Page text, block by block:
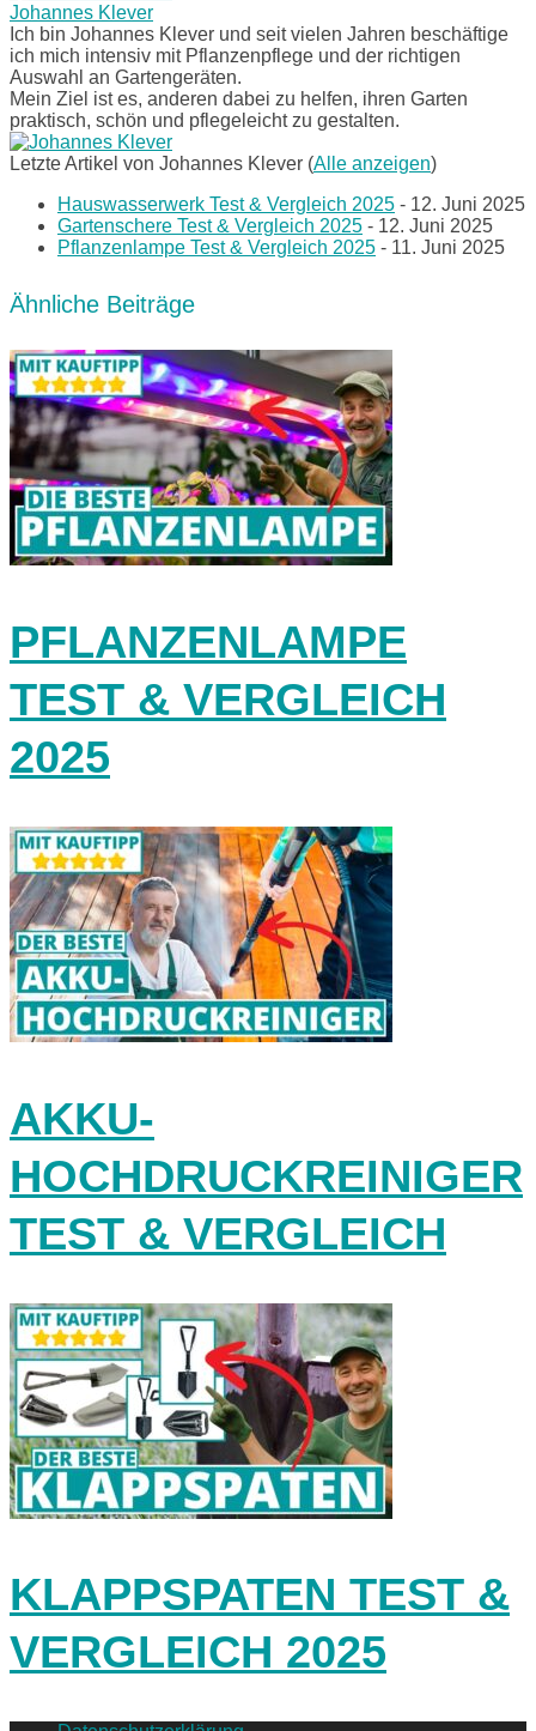
Johannes Klever
Ich bin Johannes Klever und seit vielen Jahren beschäftige
ich mich intensiv mit Pflanzenpflege und der richtigen
Auswahl an Gartengeräten.
Mein Ziel ist es, anderen dabei zu helfen, ihren Garten
praktisch, schön und pflegeleicht zu gestalten.
Letzte Artikel von Johannes Klever (Alle anzeigen)
Hauswasserwerk Test & Vergleich 2025 - 12. Juni 2025
Gartenschere Test & Vergleich 2025 - 12. Juni 2025
Pflanzenlampe Test & Vergleich 2025 - 11. Juni 2025
Ähnliche Beiträge
PFLANZENLAMPE
TEST & VERGLEICH
2025
AKKU-
HOCHDRUCKREINIGER
TEST & VERGLEICH
KLAPPSPATEN TEST &
VERGLEICH 2025